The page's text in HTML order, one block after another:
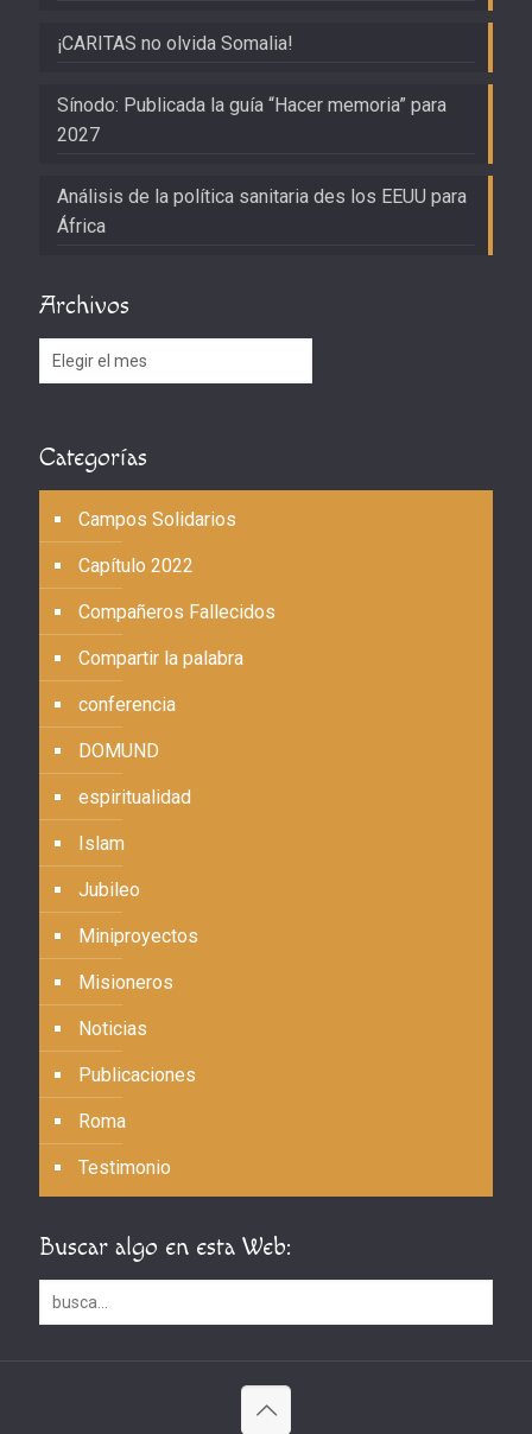
¡CARITAS no olvida Somalia!
Sínodo: Publicada la guía “Hacer memoria” para
2027
Análisis de la política sanitaria des los EEUU para
África
Archivos
Archivos
Categorías
Campos Solidarios
Capítulo 2022
Compañeros Fallecidos
Compartir la palabra
conferencia
DOMUND
espiritualidad
Islam
Jubileo
Miniproyectos
Misioneros
Noticias
Publicaciones
Roma
Testimonio
Buscar algo en esta Web: